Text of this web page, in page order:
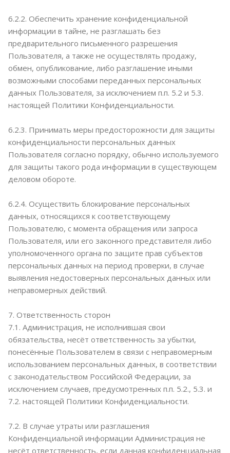
6.2.2. Обеспечить хранение конфиденциальной
информации в тайне, не разглашать без
предварительного письменного разрешения
Пользователя, а также не осуществлять продажу,
обмен, опубликование, либо разглашение иными
возможными способами переданных персональных
данных Пользователя, за исключением п.п. 5.2 и 5.3.
настоящей Политики Конфиденциальности.
6.2.3. Принимать меры предосторожности для защиты
конфиденциальности персональных данных
Пользователя согласно порядку, обычно используемого
для защиты такого рода информации в существующем
деловом обороте.
6.2.4. Осуществить блокирование персональных
данных, относящихся к соответствующему
Пользователю, с момента обращения или запроса
Пользователя, или его законного представителя либо
уполномоченного органа по защите прав субъектов
персональных данных на период проверки, в случае
выявления недостоверных персональных данных или
неправомерных действий.
7. Ответственность сторон
7.1. Администрация, не исполнившая свои
обязательства, несёт ответственность за убытки,
понесённые Пользователем в связи с неправомерным
использованием персональных данных, в соответствии
с законодательством Российской Федерации, за
исключением случаев, предусмотренных п.п. 5.2., 5.3. и
7.2. настоящей Политики Конфиденциальности.
7.2. В случае утраты или разглашения
Конфиденциальной информации Администрация не
несёт ответственность, если данная конфиденциальная